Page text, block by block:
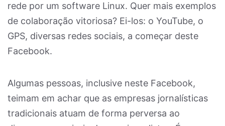
rede por um software Linux. Quer mais exemplos
de colaboração vitoriosa? Ei-los: o YouTube, o
GPS, diversas redes sociais, a começar deste
Facebook.
Algumas pessoas, inclusive neste Facebook,
teimam em achar que as empresas jornalísticas
tradicionais atuam de forma perversa ao